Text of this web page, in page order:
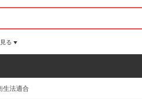
る
生法適合